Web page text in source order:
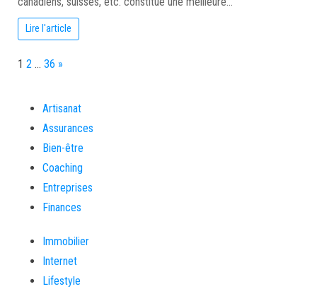
Lire l'article
Page:
1 2 … 36 Next
»
Artisanat
Assurances
Bien-être
Coaching
Entreprises
Finances
Immobilier
Internet
Lifestyle